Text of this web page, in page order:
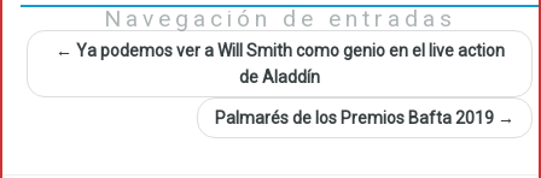
Navegación de entradas
← Ya podemos ver a Will Smith como genio en el live action
de Aladdín
Palmarés de los Premios Bafta 2019 →